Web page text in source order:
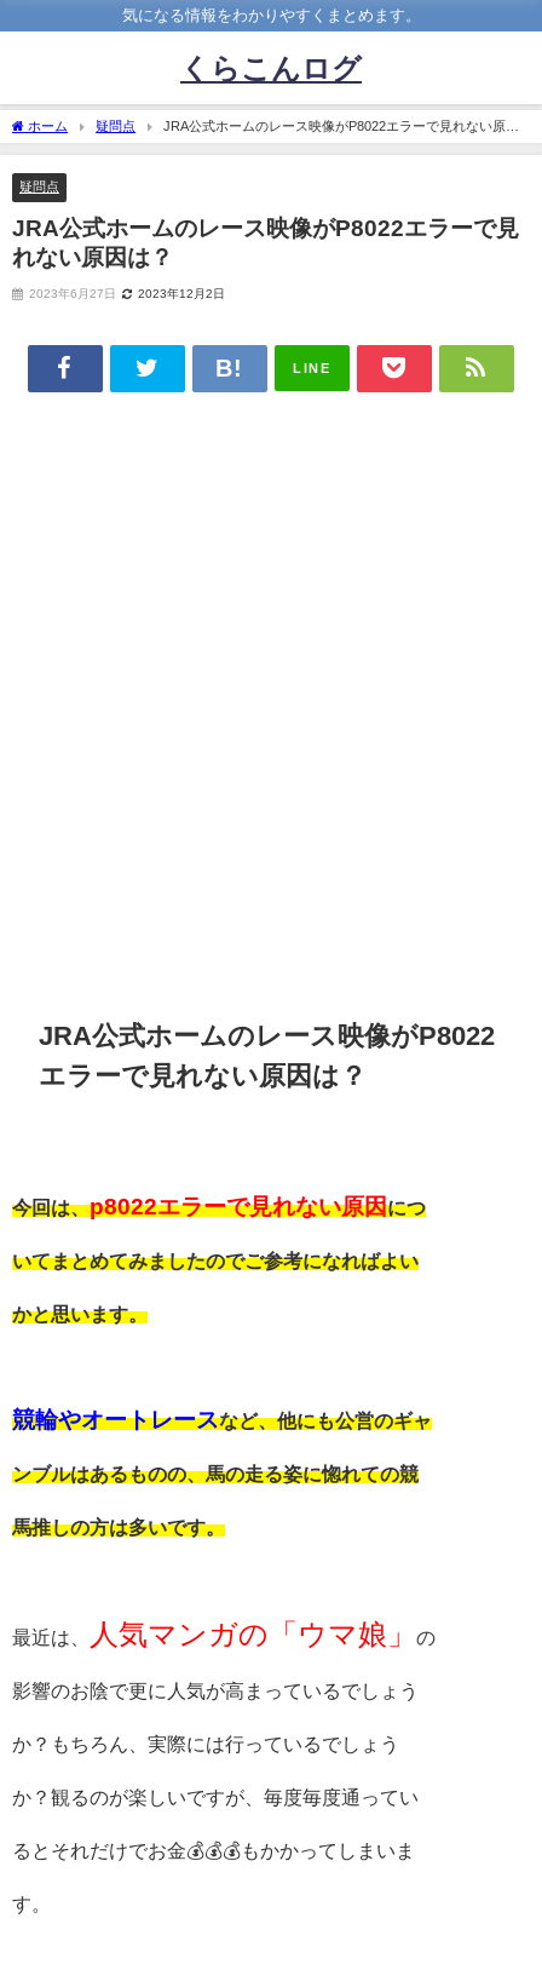
気になる情報をわかりやすくまとめます。
くらこんログ
ホーム 疑問点
JRA公式ホームのレース映像がP8022エラーで見れない原因
は？
疑問点
JRA公式ホームのレース映像がP8022エラーで見
れない原因は？
2023年6月27日 2023年12月2日
LINE
JRA公式ホームのレース映像がP8022
エラーで見れない原因は？
今回は、p8022エラーで見れない原因につ
いてまとめてみましたのでご参考になればよい
かと思います。
競輪やオートレースなど、他にも公営のギャ
ンブルはあるものの、馬の走る姿に惚れての競
馬推しの方は多いです。
最近は、 人気マンガの「ウマ娘」 の
影響のお陰で更に人気が高まっているでしょう
か？もちろん、実際には行っているでしょう
か？観るのが楽しいですが、毎度毎度通ってい
るとそれだけでお金💰💰💰もかかってしまいま
す。